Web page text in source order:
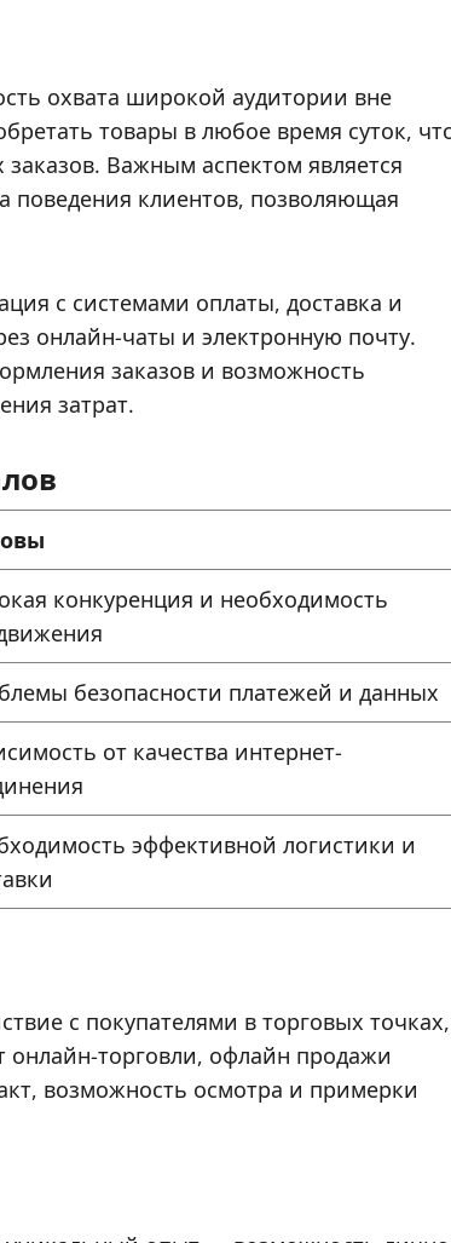
охвата широкой аудитории вне
товары в любое время суток,
Важным аспектом является
поведения клиентов, позволяющая
с системами оплаты, доставка и
онлайн-чаты и электронную почту.
заказов и возможность
затрат.
конкуренция и необходимость
безопасности платежей и данных
от качества интернет-
эффективной логистики и
с покупателями в торговых точках,
онлайн-торговли, офлайн продажи
возможность осмотра и примерки